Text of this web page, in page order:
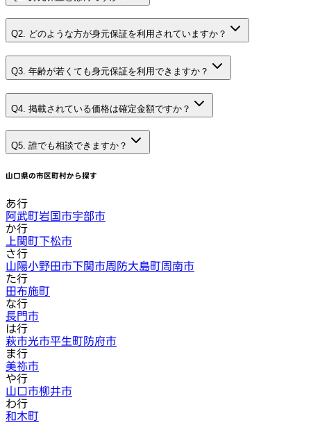
Q2. どのような方が身元保証を利用されていますか？
Q3. 年齢が若くても身元保証を利用できますか？
Q4. 掲載されている価格は確定金額ですか？
Q5. 誰でも相談できますか？
山口県の市区町村から探す
あ行
阿武町岩国市宇部市
か行
上関町下松市
さ行
山陽小野田市下関市周防大島町周南市
た行
田布施町
な行
長門市
は行
萩市光市平生町防府市
ま行
美祢市
や行
山口市柳井市
わ行
和木町